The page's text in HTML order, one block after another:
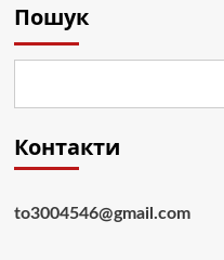
Пошук
Контакти
to3004546@gmail.com